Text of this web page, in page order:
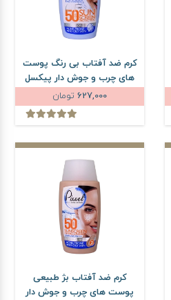
کرم ضد آفتاب بی رنگ پوست
های چرب و جوش دار پیکسل
SPF50 حجم 50 میلی لیتر627,000 تومان
کرم ضد آفتاب بژ طبیعی
پوست های چرب و جوش دار